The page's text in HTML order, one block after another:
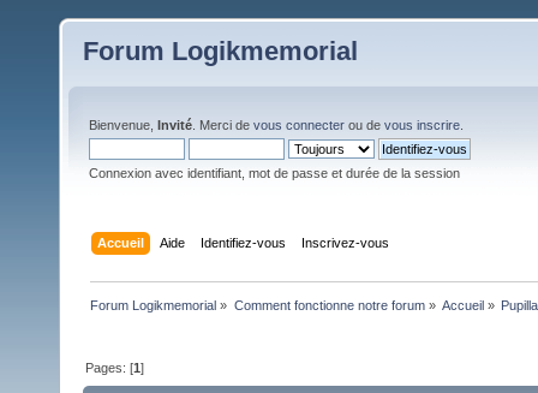
Forum Logikmemorial
Bienvenue, Invité . Merci de vous connecter ou de vous inscrire
Connexion avec identifiant, mot de passe et durée de la session
Accueil Aide Identifiez-vous Inscrivez-vous
Forum Logikmemorial » Comment fonctionne notre forum» Accueil»
Pages: [1]